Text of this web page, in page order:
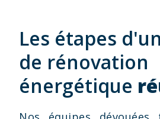
Les étapes
de rénovation
énergétique